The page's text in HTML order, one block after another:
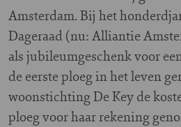
Amsterdam. Bij het
Dageraad (nu: Alliantie
als jubileumgeschenk voor
de eerste ploeg in het leven
woonstichting De Key de
ploeg voor haar rekening